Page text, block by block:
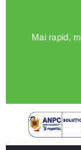
Mai rapid,